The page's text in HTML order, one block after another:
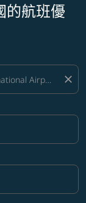
的航班優
close